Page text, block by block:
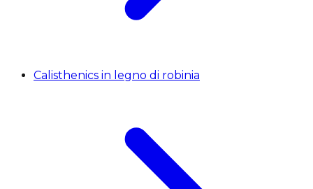
Calisthenics in legno di robinia